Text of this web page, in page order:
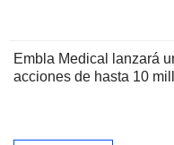
Embla Medical lanzará
acciones de hasta 10